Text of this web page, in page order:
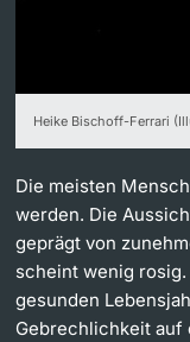
Heike Bischoff-Ferrari
Die meisten
werden. Die
geprägt von
scheint wenig
gesunden
Gebrechlichkeit auf